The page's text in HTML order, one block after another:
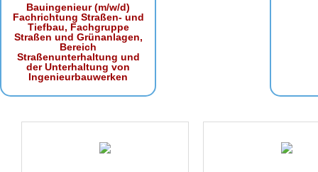
Bauingenieur (m/w/d)
Fachrichtung Straßen- und
Tiefbau, Fachgruppe
Straßen und Grünanlagen,
Bereich
Straßenunterhaltung und
der Unterhaltung von
Ingenieurbauwerken